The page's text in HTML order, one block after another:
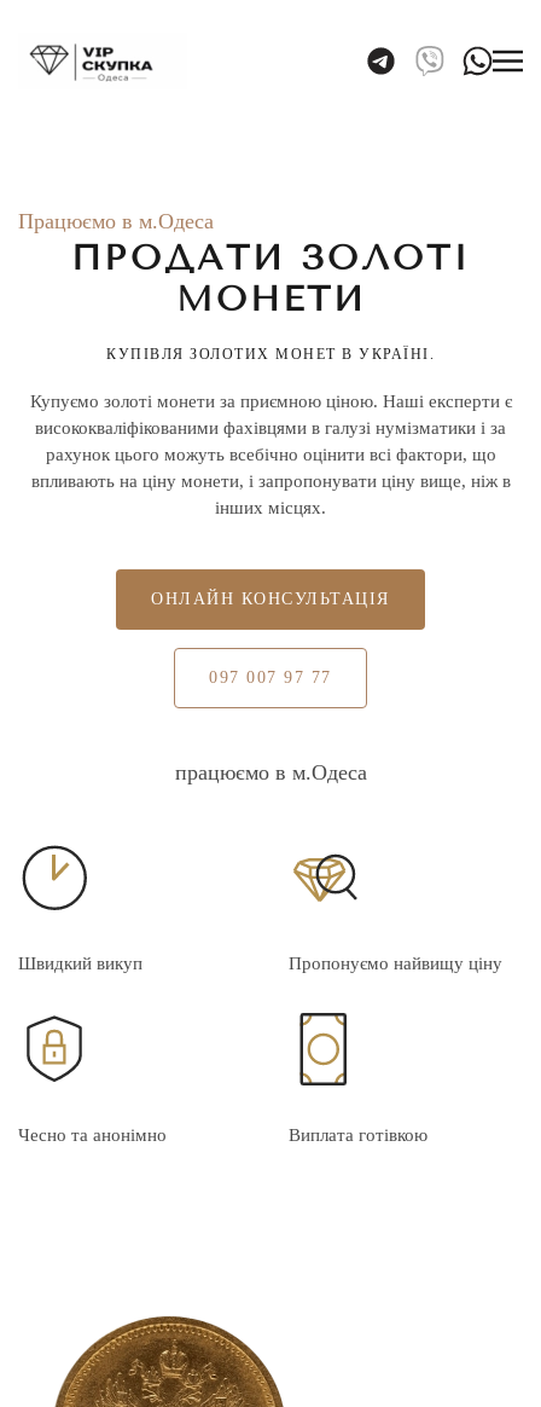
Skip to main content
Працюємо в м.Одеса
ПРОДАТИ ЗОЛОТІ
МОНЕТИ
КУПІВЛЯ ЗОЛОТИХ МОНЕТ В УКРАЇНІ.
Купуємо золоті монети за приємною ціною. Наші експерти є
висококваліфікованими фахівцями в галузі нумізматики і за
рахунок цього можуть всебічно оцінити всі фактори, що
впливають на ціну монети, і запропонувати ціну вище, ніж в
інших місцях.
ОНЛАЙН КОНСУЛЬТАЦІЯ
097 007 97 77
працюємо в м.Одеса
Швидкий викуп Пропонуємо найвищу ціну
Чесно та анонімно Виплата готівкою